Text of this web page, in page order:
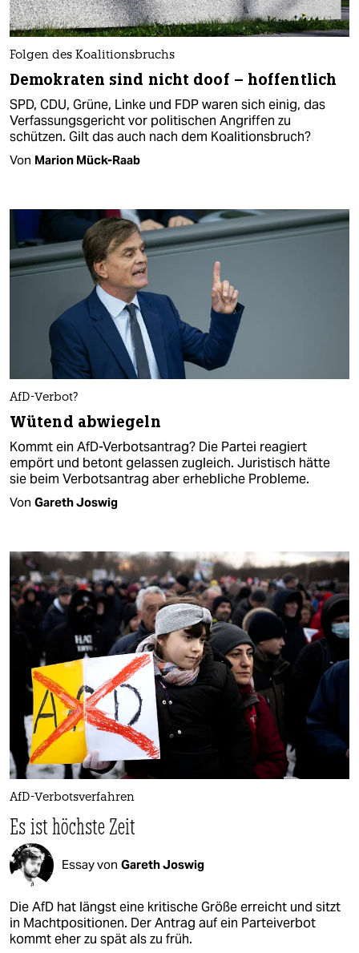
Folgen des Koalitionsbruchs
Demokraten sind nicht doof – hoffentlich
SPD, CDU, Grüne, Linke und FDP waren sich einig, das
Verfassungsgericht vor politischen Angriffen zu
schützen. Gilt das auch nach dem Koalitionsbruch?
Von Marion Mück-Raab
AfD-Verbot?
Wütend abwiegeln
Kommt ein AfD-Verbotsantrag? Die Partei reagiert
empört und betont gelassen zugleich. Juristisch hätte
sie beim Verbotsantrag aber erhebliche Probleme.
Von Gareth Joswig
AfD-Verbotsverfahren
Es ist höchste Zeit
Essay von Gareth Joswig
Die AfD hat längst eine kritische Größe erreicht und sitzt
in Machtpositionen. Der Antrag auf ein Parteiverbot
kommt eher zu spät als zu früh.